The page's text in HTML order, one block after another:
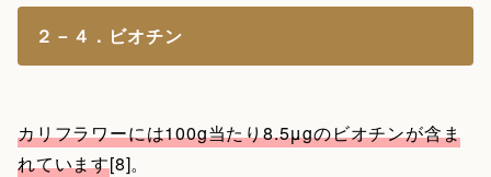
２－４．ビオチン
カリフラワーには100g当たり8.5μgのビオチンが含ま
れています[8]。